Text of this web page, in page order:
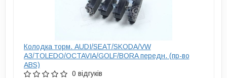
Колодка торм. AUDI/SEAT/SKODA/VW
A3/TOLEDO/OCTAVIA/GOLF/BORA передн. (пр-во
ABS)
0 відгуків